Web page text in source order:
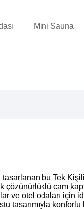
Mini Sauna
bu Tek
çözünürlüklü cam
ve otel odaları için
tasarımıyla